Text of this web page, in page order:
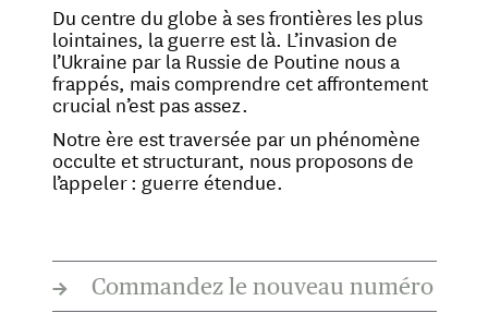
Du centre du globe à ses frontières les plus
lointaines, la guerre est là. L’invasion de
l’Ukraine par la Russie de Poutine nous a
frappés, mais comprendre cet affrontement
crucial n’est pas assez.
Notre ère est traversée par un phénomène
occulte et structurant, nous proposons de
l’appeler : guerre étendue.
→ Commandez le nouveau numéro